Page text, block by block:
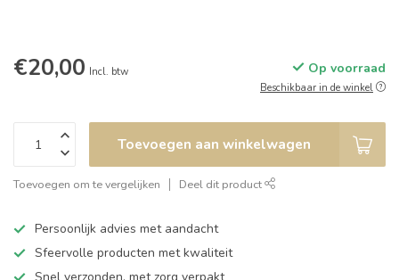
€20,00 Incl. btw Op voorraad
Beschikbaar in de winkel
Toevoegen aan winkelwagen
Toevoegen om te vergelijken Deel dit product
Persoonlijk advies met aandacht
Sfeervolle producten met kwaliteit